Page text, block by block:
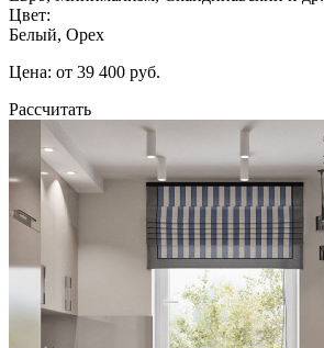
Цвет:
Белый, Орех
Цена: от 39 400 руб.
Рассчитать